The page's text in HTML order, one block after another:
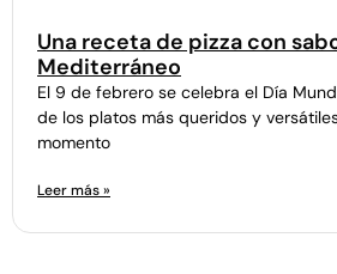
Una receta de pizza con
Mediterráneo
El 9 de febrero se celebra el Día
de los platos más queridos y
momento
Leer más »